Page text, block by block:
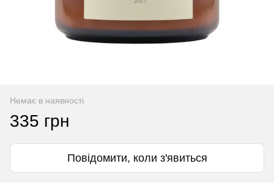
Немає в наявності
335 грн
Повідомити, коли з'явиться